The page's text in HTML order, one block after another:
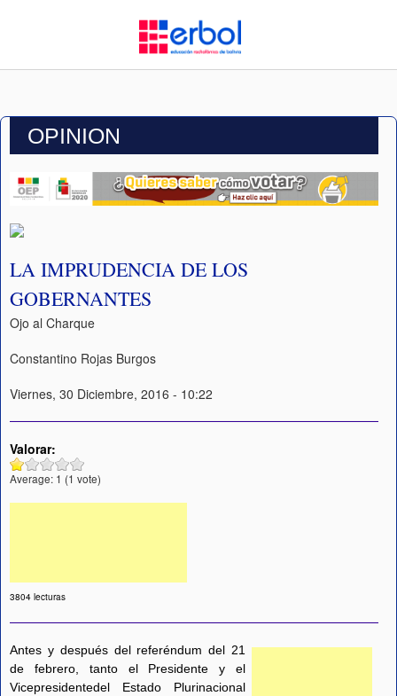
OPINION
LA IMPRUDENCIA DE LOS
GOBERNANTES
Ojo al Charque
Constantino Rojas Burgos
Viernes, 30 Diciembre, 2016 - 10:22
Valorar:
Average: 1 (1 vote)
3804 lecturas
Antes y después del referéndum del 21
de febrero, tanto el Presidente y el
Vicepresidentedel Estado Plurinacional